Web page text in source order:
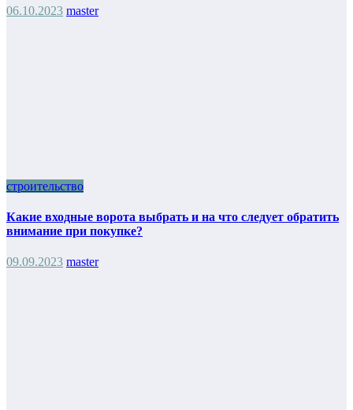
06.10.2023 master
строительство
Какие входные ворота выбрать и на что следует обратить
внимание при покупке?
09.09.2023 master